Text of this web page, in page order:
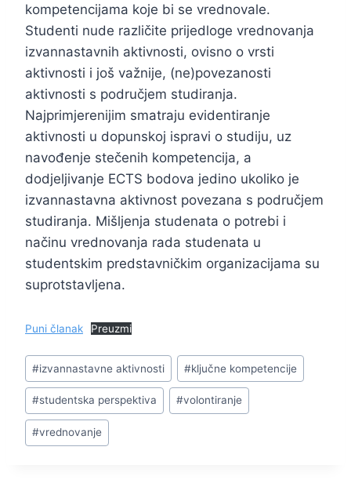
kompetencijama koje bi se vrednovale.
Studenti nude različite prijedloge vrednovanja
izvannastavnih aktivnosti, ovisno o vrsti
aktivnosti i još važnije, (ne)povezanosti
aktivnosti s područjem studiranja.
Najprimjerenijim smatraju evidentiranje
aktivnosti u dopunskoj ispravi o studiju, uz
navođenje stečenih kompetencija, a
dodjeljivanje ECTS bodova jedino ukoliko je
izvannastavna aktivnost povezana s područjem
studiranja. Mišljenja studenata o potrebi i
načinu vrednovanja rada studenata u
studentskim predstavničkim organizacijama su
suprotstavljena.
Puni članak Preuzmi
Post
Tags:
#izvannastavne aktivnosti #ključne kompetencije
#studentska perspektiva #volontiranje
#vrednovanje